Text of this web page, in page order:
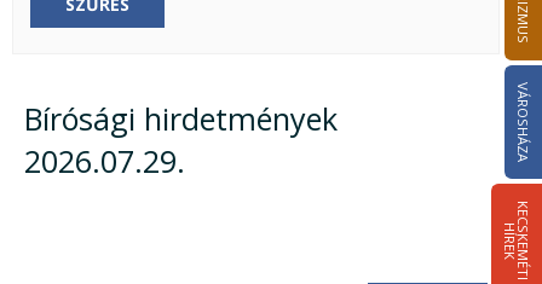
VÁROSHÁZA
K
E
C
S
K
E
M
É
T
I
HÍ
R
E
K
Bírósági hirdetmények
2026.07.29.